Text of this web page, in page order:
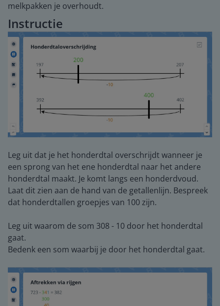
melkpakken je overhoudt.
Instructie
Leg uit dat je het honderdtal overschrijdt wanneer je
een sprong van het ene honderdtal naar het andere
honderdtal maakt. Je komt langs een honderdvoud.
Laat dit zien aan de hand van de getallenlijn. Bespreek
dat honderdtallen groepjes van 100 zijn.
Leg uit waarom de som 308 - 10 door het honderdtal
gaat.
Bedenk een som waarbij je door het honderdtal gaat.